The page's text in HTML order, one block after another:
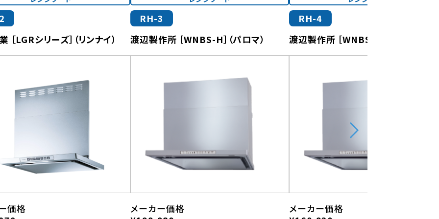
［LGRシリーズ］（リンナイ）
価格
RH-3
渡辺製作所 ［WNBS-H］（パロマ）
メーカー価格
RH-4
渡辺製作所 ［WNBS-Y］（パロマ）
メーカー価格